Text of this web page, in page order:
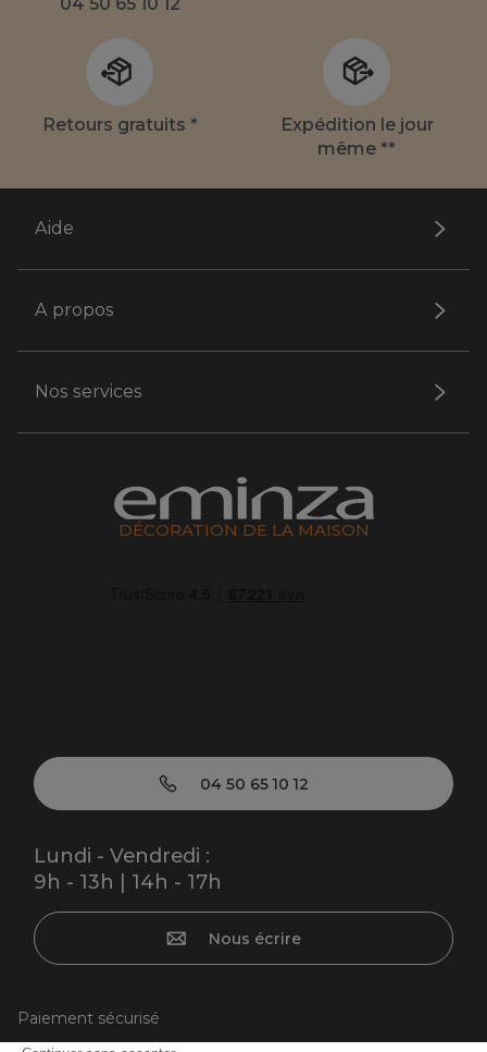
Retours gratuits *
Expédition le jour
même **
Aide
A propos
Nos services
DÉCORATION DE LA MAISON
04 50 65 10 12
Lundi - Vendredi :
9h - 13h | 14h - 17h
Nous écrire
Paiement sécurisé